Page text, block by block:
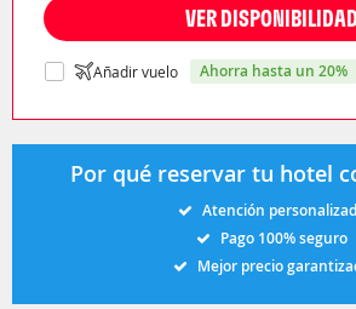
VER DISPONIBILIDAD
Añadir vuelo ahorra hasta un 20%
Por qué reservar tu hotel
Atención
Pago 100% seguro
Mejor precio